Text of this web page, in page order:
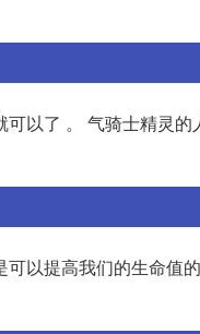
以了 。 气骑士精灵
以提高我们的生命值